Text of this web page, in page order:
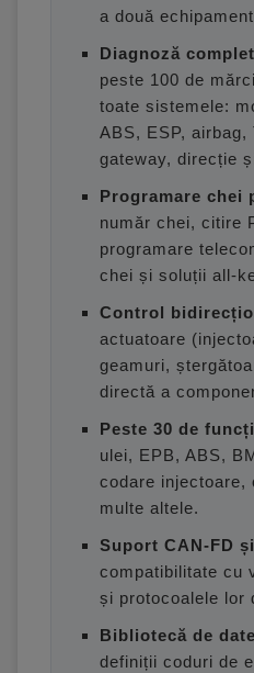
a două
Diagnoză
peste 100 de
toate sistemele:
ABS, ESP,
gateway, direcție
Programare chei
număr chei, citire
programare
chei și soluții all-
Control
actuatoare
geamuri,
directă a
Peste 30 de
ulei, EPB, ABS,
codare injectoare,
multe altele.
Suport CAN-FD
compatibilitate cu
și protocoalele lor
Bibliotecă de
definiții coduri de